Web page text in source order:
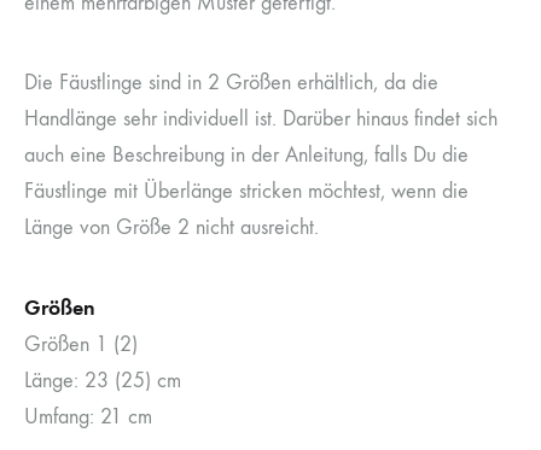
Die Fäustlinge sind in 2 Größen erhältlich, da die
Handlänge sehr individuell ist. Darüber hinaus findet sich
auch eine Beschreibung in der Anleitung, falls Du die
Fäustlinge mit Überlänge stricken möchtest, wenn die
Länge von Größe 2 nicht ausreicht.
Größen
Größen 1 (2)
Länge: 23 (25) cm
Umfang: 21 cm